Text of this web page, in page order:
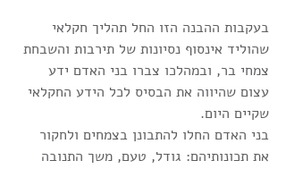
בעקבות ההבנה הזו החל תהליך חקלאי
שהוליד אינסוף נסיונות של תירבות והשבחת
צמחי בר, ובמהלכו צברו בני האדם ידע
עצום שהיווה את הבסיס לכל הידע החקלאי
שקיים היום.
בני האדם החלו להתבונן בצמחים ולחקור
את תכונותיהם: גודל, טעם, משך התנובה